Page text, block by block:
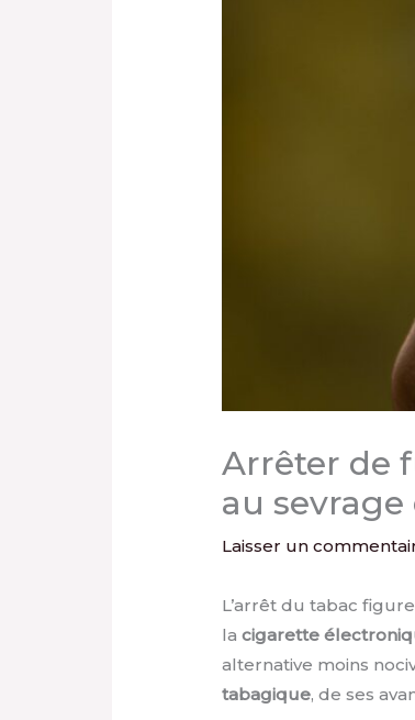
Arrêter de
au sevrage
Laisser un
L’arrêt du tabac
lacigarette
alternative moins
tabagique, de ses